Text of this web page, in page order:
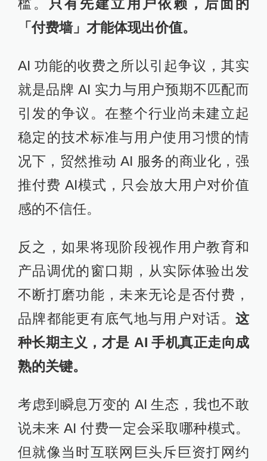
槛。 只有先建立用户依赖，后面的
「付费墙」才能体现出价值。
AI 功能的收费之所以引起争议，其实
就是品牌 AI 实力与用户预期不匹配而
引发的争议。在整个行业尚未建立起
稳定的技术标准与用户使用习惯的情
况下，贸然推动 AI 服务的商业化，强
推付费 AI模式，只会放大用户对价值
感的不信任。
反之，如果将现阶段视作用户教育和
产品调优的窗口期，从实际体验出发
不断打磨功能，未来无论是否付费，
品牌都能更有底气地与用户对话。这
种长期主义，才是 AI 手机真正走向成
熟的关键。
考虑到瞬息万变的 AI 生态，我也不敢
说未来 AI 付费一定会采取哪种模式。
但就像当时互联网巨头斥巨资打网约